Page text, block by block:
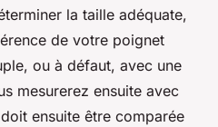
la taille adéquate,
de votre poignet
ou à défaut, avec une
mesurerez ensuite avec
ensuite être comparée